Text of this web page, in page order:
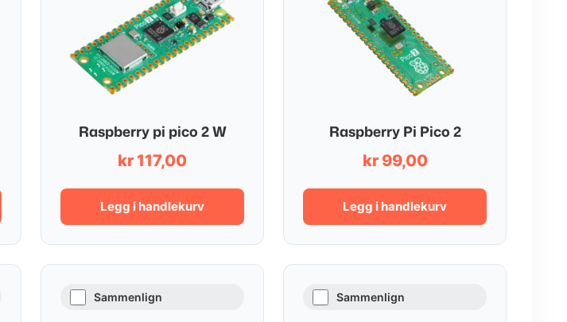
Raspberry pi pico 2 W
kr 117,00
Legg i handlekurv
Raspberry Pi Pico 2
kr99,00
Legg i handlekurv
Sammenlign Sammenlign